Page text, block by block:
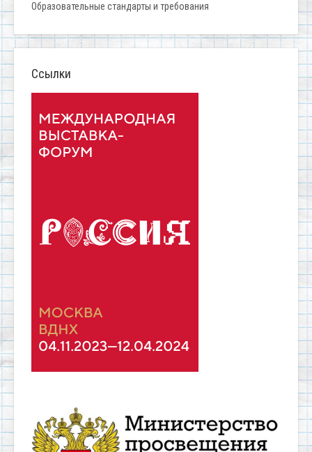
Образовательные стандарты и требования
Ссылки